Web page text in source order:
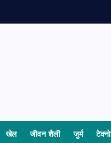
खेल जीवन शैली जुर्म